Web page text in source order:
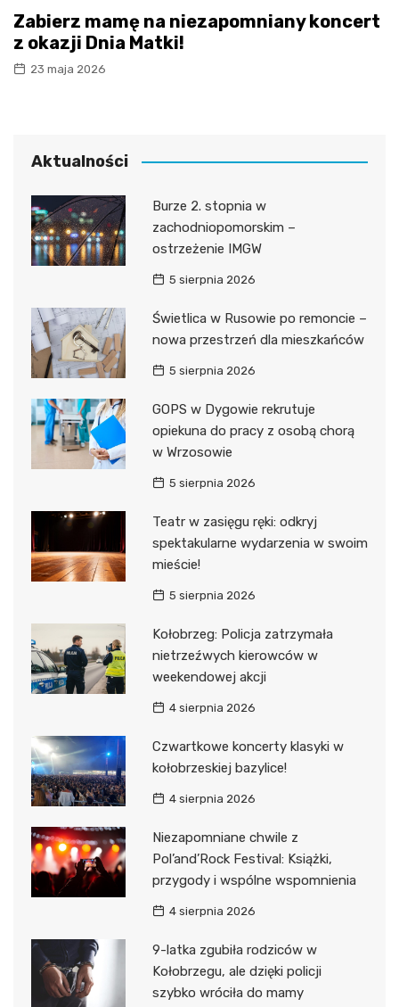
Zabierz mamę na niezapomniany koncert
z okazji Dnia Matki!
23 maja 2026
Aktualności
Burze 2. stopnia w
zachodniopomorskim –
ostrzeżenie IMGW
5 sierpnia 2026
Świetlica w Rusowie po remoncie –
nowa przestrzeń dla mieszkańców
5 sierpnia 2026
GOPS w Dygowie rekrutuje
opiekuna do pracy z osobą chorą
w Wrzosowie
5 sierpnia 2026
Teatr w zasięgu ręki: odkryj
spektakularne wydarzenia w swoim
mieście!
5 sierpnia 2026
Kołobrzeg: Policja zatrzymała
nietrzeźwych kierowców w
weekendowej akcji
4 sierpnia 2026
Czwartkowe koncerty klasyki w
kołobrzeskiej bazylice!
4 sierpnia 2026
Niezapomniane chwile z
Pol’and’Rock Festival: Książki,
przygody i wspólne wspomnienia
4 sierpnia 2026
9-latka zgubiła rodziców w
Kołobrzegu, ale dzięki policji
szybko wróciła do mamy